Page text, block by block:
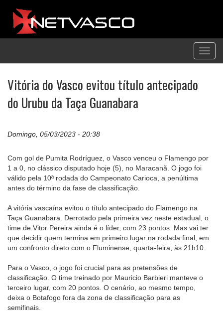
Vitória do Vasco evitou título antecipado
do Urubu da Taça Guanabara
Domingo, 05/03/2023 - 20:38
Com gol de Pumita Rodríguez, o Vasco venceu o Flamengo por
1 a 0, no clássico disputado hoje (5), no Maracanã. O jogo foi
válido pela 10ª rodada do Campeonato Carioca, a penúltima
antes do término da fase de classificação.
A vitória vascaína evitou o título antecipado do Flamengo na
Taça Guanabara. Derrotado pela primeira vez neste estadual, o
time de Vitor Pereira ainda é o líder, com 23 pontos. Mas vai ter
que decidir quem termina em primeiro lugar na rodada final, em
um confronto direto com o Fluminense, quarta-feira, às 21h10.
Para o Vasco, o jogo foi crucial para as pretensões de
classificação. O time treinado por Mauricio Barbieri manteve o
terceiro lugar, com 20 pontos. O cenário, ao mesmo tempo,
deixa o Botafogo fora da zona de classificação para as
semifinais.